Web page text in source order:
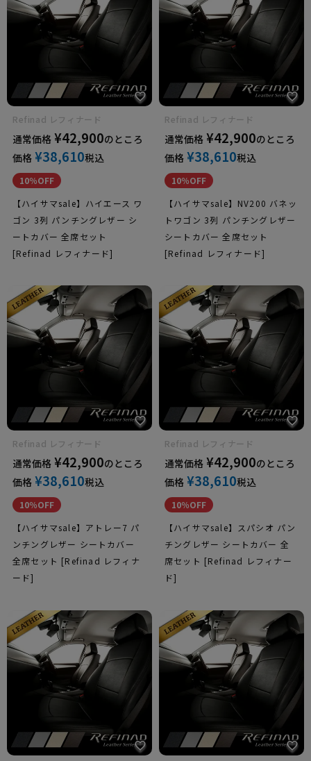
MINI
フォルクス
ワーゲン
フィアット
クライスラ
ジープ
シボレー
フォード
ルノー
Refinad レフィナード
通常価格 ¥42,900のところ
価格 ¥38,610税込
10％OFF
【ハイサマsale】ハイエース ワ
ゴン 3列 パンチングレザー シ
ートカバー 全席セット
[Refinad レフィナード]
Refinad レフィナード
通常価格 ¥42,900のところ
価格 ¥38,610税込
10％OFF
【ハイサマsale】NV200 バネッ
トワゴン 3列 パンチングレザー
シートカバー 全席セット
[Refinad レフィナード]
Refinad レフィナード
通常価格 ¥42,900のところ
価格 ¥38,610税込
10％OFF
【ハイサマsale】アトレー7 パ
ンチングレザー シートカバー
全席セット [Refinad レフィナ
ード]
Refinad レフィナード
通常価格 ¥42,900のところ
価格 ¥38,610税込
10％OFF
【ハイサマsale】スパシオ パン
チングレザー シートカバー 全
席セット [Refinad レフィナー
ド]